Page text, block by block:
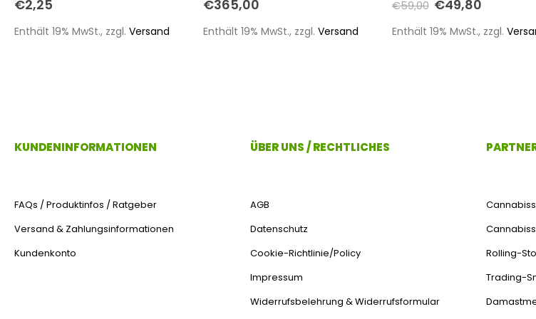
€2,25
Enthält 19% MwSt., zzgl. Versand
€365,00
Enthält 19% MwSt., zzgl. Versand
€59,00 €49,80
Enthält 19% MwSt., zzgl.
KUNDENINFORMATIONEN
FAQs / Produktinfos / Ratgeber
Versand & Zahlungsinformationen
Kundenkonto
ÜBER UNS / RECHTLICHES
AGB
Datenschutz
Cookie-Richtlinie/Policy
Impressum
Widerrufsbelehrung & Widerrufsformular
Rolling-
Trading-